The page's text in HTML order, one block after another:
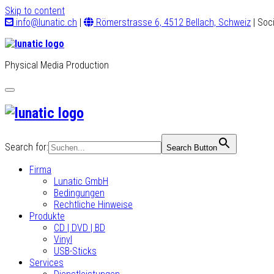
Skip to content
info@lunatic.ch | Römerstrasse 6, 4512 Bellach, Schweiz |
Physical Media Production
Toggle
navigation
Search for: Search Button
Firma
Lunatic GmbH
Bedingungen
Rechtliche Hinweise
Produkte
CD | DVD | BD
Vinyl
USB-Sticks
Services